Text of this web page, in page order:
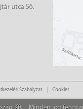
utca 56.
Szabályzat Cookies